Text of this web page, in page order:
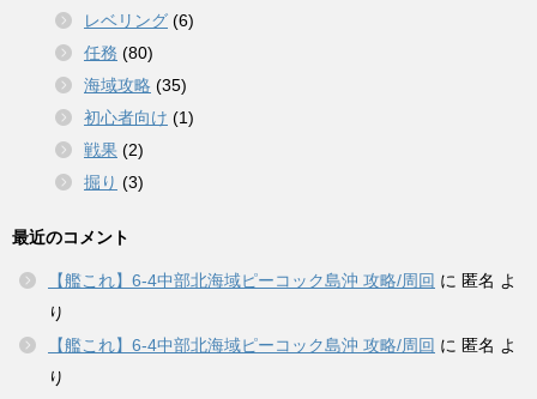
レベリング (6)
任務 (80)
海域攻略 (35)
初心者向け (1)
戦果 (2)
掘り (3)
最近のコメント
【艦これ】6-4中部北海域ピーコック島沖 攻略/周回 に 匿名 よ
り
【艦これ】6-4中部北海域ピーコック島沖 攻略/周回 に 匿名 よ
り